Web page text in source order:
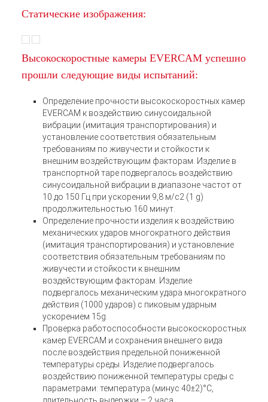
Статические изображения:
Высокоскоростные камеры EVERCAM успешно
прошли следующие виды испытаний:
Определение прочности высокоскоростных камер
EVERCAM к воздействию синусоидальной
вибрации (имитация транспортирования) и
установление соответствия обязательным
требованиям по живучести и стойкости к
внешним воздействующим факторам. Изделие в
транспортной таре подвергалось воздействию
синусоидальной вибрации в диапазоне частот от
10 до 150 Гц при ускорении 9,8 м/с2 (1 g)
продолжительностью 160 минут.
Определение прочности изделия к воздействию
механических ударов многократного действия
(имитация транспортирования) и установление
соответствия обязательным требованиям по
живучести и стойкости к внешним
воздействующим факторам. Изделие
подвергалось механическим удара многократного
действия (1000 ударов) с пиковым ударным
ускорением 15g.
Проверка работоспособности высокоскоростных
камер EVERCAM и сохранения внешнего вида
после воздействия предельной пониженной
температуры среды. Изделие подвергалось
воздействию пониженной температуры среды с
параметрами: температура (минус 40±2)°С,